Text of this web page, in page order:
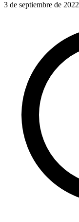
3 de septiembre de 2022